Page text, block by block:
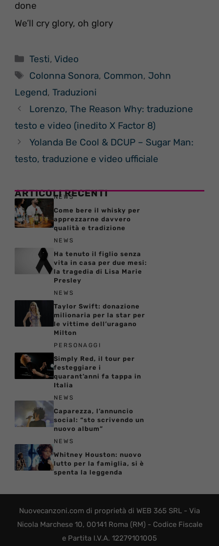
done
We’ll cry glory, oh glory
Categorie
Testi,Video
Tag
Colonna Sonora, Common, John
Legend, Traduzioni
Lorenzo, The Reason Why: traduzione
testo e video (inedito X Factor 8)
Yolanda Be Cool & DCUP – Sugar Man:
testo, traduzione e video ufficiale
ARTICOLI RECENTI
NEWS
Come bere il whisky per
apprezzarne davvero
qualità e tradizione
NEWS
Ha tenuto il figlio senza
vita in casa per due mesi:
la tragedia di Lisa Marie
Presley
NEWS
Taylor Swift: donazione
milionaria per la star per
le vittime dell’uragano
Milton
PERSONAGGI
Simply Red, il tour per
festeggiare i
quarant’anni fa tappa in
Italia
NEWS
Caparezza, l’annuncio
social: “sto scrivendo un
nuovo album”
NEWS
Whitney Houston: nuovo
lutto per la famiglia, si è
spenta la leggenda
Nuovecanzoni.com di proprietà di WEB 365 SRL - Via
Nicola Marchese 10, 00141 Roma (RM) - Codice Fiscale
e Partita I.V.A. 12279101005